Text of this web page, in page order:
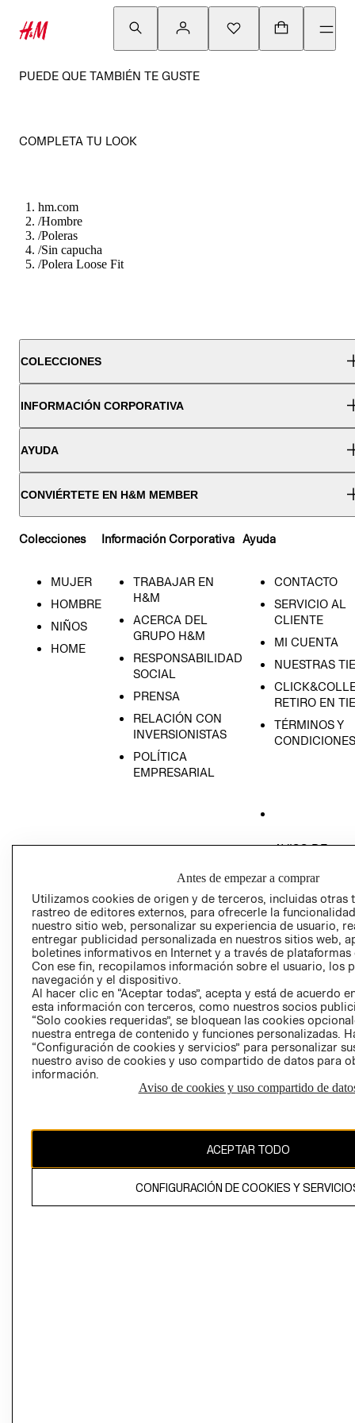
PUEDE QUE TAMBIÉN TE GUSTE
COMPLETA TU LOOK
hm.com
/Hombre
/Poleras
/Sin capucha
/Polera Loose Fit
COLECCIONES
INFORMACIÓN CORPORATIVA
AYUDA
CONVIÉRTETE EN H&M MEMBER
Colecciones
MUJER
HOMBRE
NIÑOS
HOME
Información Corporativa
TRABAJAR EN
H&M
ACERCA DEL
GRUPO H&M
RESPONSABILIDAD
SOCIAL
PRENSA
RELACIÓN CON
INVERSIONISTAS
POLÍTICA
EMPRESARIAL
Ayuda
CONTACTO
SERVICIO AL
CLIENTE
MI CUENTA
NUESTRAS
RETIRO EN
TÉRMINOS Y
CONDICIONES
AVISO DE
GIFT CARD
AVISO DE
Perú (S/)
CAMBIAR REGIÓN
propiedad de H&M Hennes & Mauritz AB
Antes de empezar a comprar
Utilizamos cookies de origen y de terceros, incluidas otras
rastreo de editores externos, para ofrecerle la
nuestro sitio web, personalizar su experiencia de usuario,
entregar publicidad personalizada en nuestros sitios web,
boletines informativos en Internet y a través de plataformas
Con ese fin, recopilamos información sobre el usuario, los
navegación y el dispositivo.
Al hacer clic en “Aceptar todas”, acepta y está de acuerdo
esta información con terceros, como nuestros socios
“Solo cookies requeridas”, se bloquean las cookies
nuestra entrega de contenido y funciones personalizadas.
“Configuración de cookies y servicios” para personalizar
nuestro aviso de cookies y uso compartido de datos para
información.
Aviso de cookies y uso compartido de
ACEPTAR TODO
CONFIGURACIÓN DE COOKIES Y